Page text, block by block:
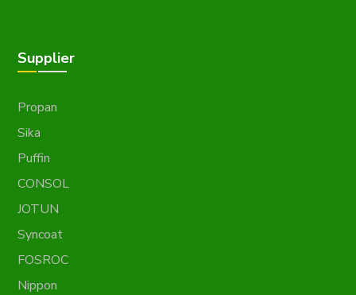
Supplier
Propan
Sika
Puffin
CONSOL
JOTUN
Syncoat
FOSROC
Nippon